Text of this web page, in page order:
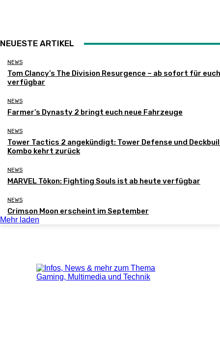
NEUESTE ARTIKEL
NEWS
Tom Clancy’s The Division Resurgence – ab sofort für euch
verfügbar
NEWS
Farmer’s Dynasty 2 bringt euch neue Fahrzeuge
NEWS
Tower Tactics 2 angekündigt: Tower Defense und
Kombo kehrt zurück
NEWS
MARVEL Tōkon: Fighting Souls ist ab heute verfügbar
NEWS
Crimson Moon erscheint im September
Mehr laden